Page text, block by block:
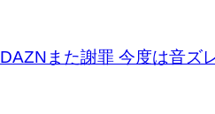
DAZNまた謝罪 今度は音ズ